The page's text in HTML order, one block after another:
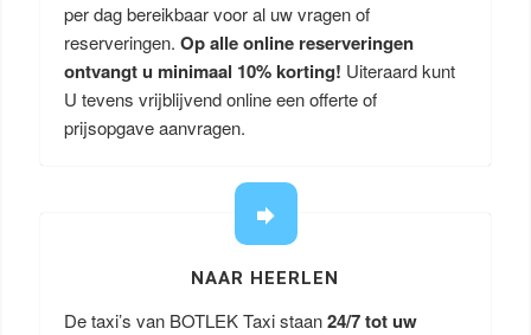
per dag bereikbaar voor al uw vragen of
reserveringen. Op alle online reserveringen
ontvangt u minimaal 10% korting! Uiteraard kunt
U tevens vrijblijvend online een offerte of
prijsopgave aanvragen.
NAAR HEERLEN
De taxi’s van BOTLEK Taxi staan24/7 tot uw